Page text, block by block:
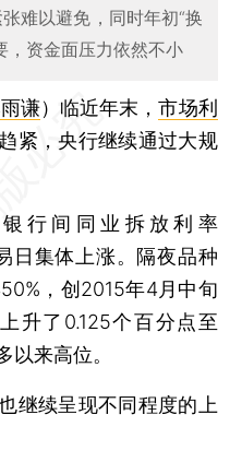
难以避免，同时年初“换
，资金面压力依然不小
谦） 临近年末，市场利
紧，央行继续通过大规
间同业拆放利率
日集体上涨。隔夜品种
，创2015年4月中旬
升了0.125个百分点至
以来高位。
续呈现不同程度的上